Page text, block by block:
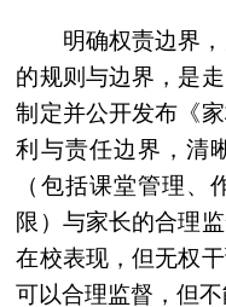
明确权责边界
的规则与边界，是
制定并公开发布《
利与责任边界，清
（包括课堂管理
限）与家长的合理
在校表现，但无权
可以合理监督，但不